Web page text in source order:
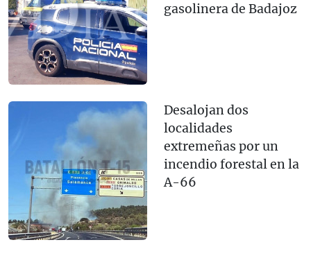
gasolinera de Badajoz
Desalojan dos
localidades
extremeñas por un
incendio forestal en la
A-66